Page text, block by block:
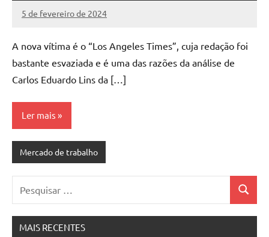
5 de fevereiro de 2024
Assessoria
Nenhum
A nova vítima é o “Los Angeles Times”, cuja redação foi
bastante esvaziada e é uma das razões da análise de
Carlos Eduardo Lins da […]
Ler mais
Mercado de trabalho
MAIS RECENTES